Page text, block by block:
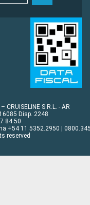
S.R.L. - AR
Disp. 2248
84 50
+54 11 5352.2950 |
reserved